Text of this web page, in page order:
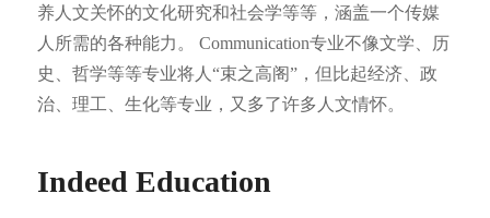
养人文关怀的文化研究和社会学等等，涵盖一个传媒
人所需的各种能力。 Communication专业不像文学、历
史、哲学等等专业将人“束之高阁”，但比起经济、政
治、理工、生化等专业，又多了许多人文情怀。
Indeed Education